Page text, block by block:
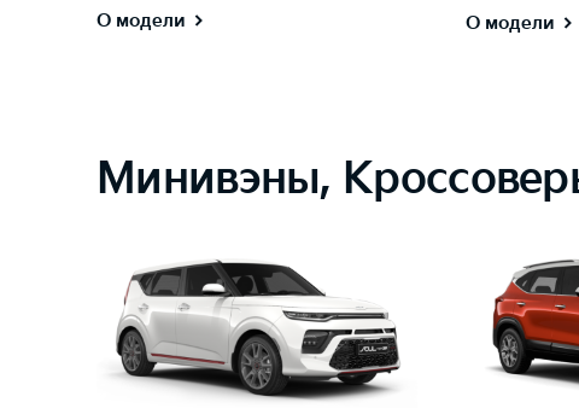
О модели О модели
Минивэны,